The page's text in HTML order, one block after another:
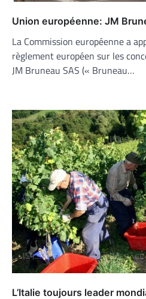
Union européenne: JM
La Commission européenne a
règlement européen sur les
JM Bruneau SAS (« Bruneau…
L’Italie toujours leader